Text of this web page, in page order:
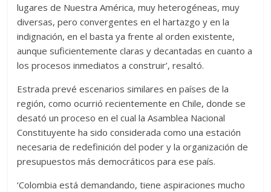
lugares de Nuestra América, muy heterogéneas, muy
diversas, pero convergentes en el hartazgo y en la
indignación, en el basta ya frente al orden existente,
aunque suficientemente claras y decantadas en cuanto a
los procesos inmediatos a construir’, resaltó.
Estrada prevé escenarios similares en países de la
región, como ocurrió recientemente en Chile, donde se
desató un proceso en el cual la Asamblea Nacional
Constituyente ha sido considerada como una estación
necesaria de redefinición del poder y la organización de
presupuestos más democráticos para ese país.
‘Colombia está demandando, tiene aspiraciones mucho